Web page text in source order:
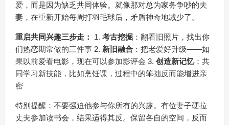
爱，而是因为缺乏共同体验。就像那对总为家务争吵的夫
妻，在重新开始每周打羽毛球后，矛盾神奇地减少了。
重启共同兴趣三步走： 1. 考古挖掘：翻看旧照片，找出你
们热恋期常做的三件事 2. 新旧融合：把老爱好升级——如
果以前爱看电影，现在可以参加影评会 3. 创造新记忆：共
同学习新技能，比如烹饪课，过程中的笨拙反而能增进亲
密
特别提醒：不要强迫他参与你所有的兴趣。有位妻子硬拉
丈夫参加读书会，结果适得其反。保留各自的空间，反而